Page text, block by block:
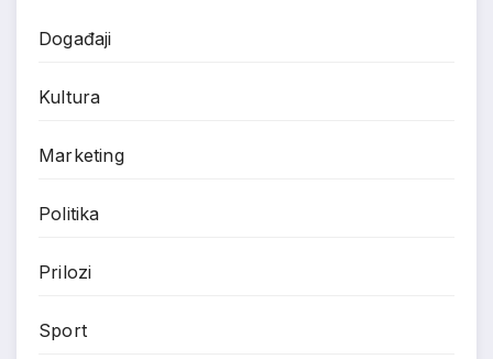
Događaji
Kultura
Marketing
Politika
Prilozi
Sport